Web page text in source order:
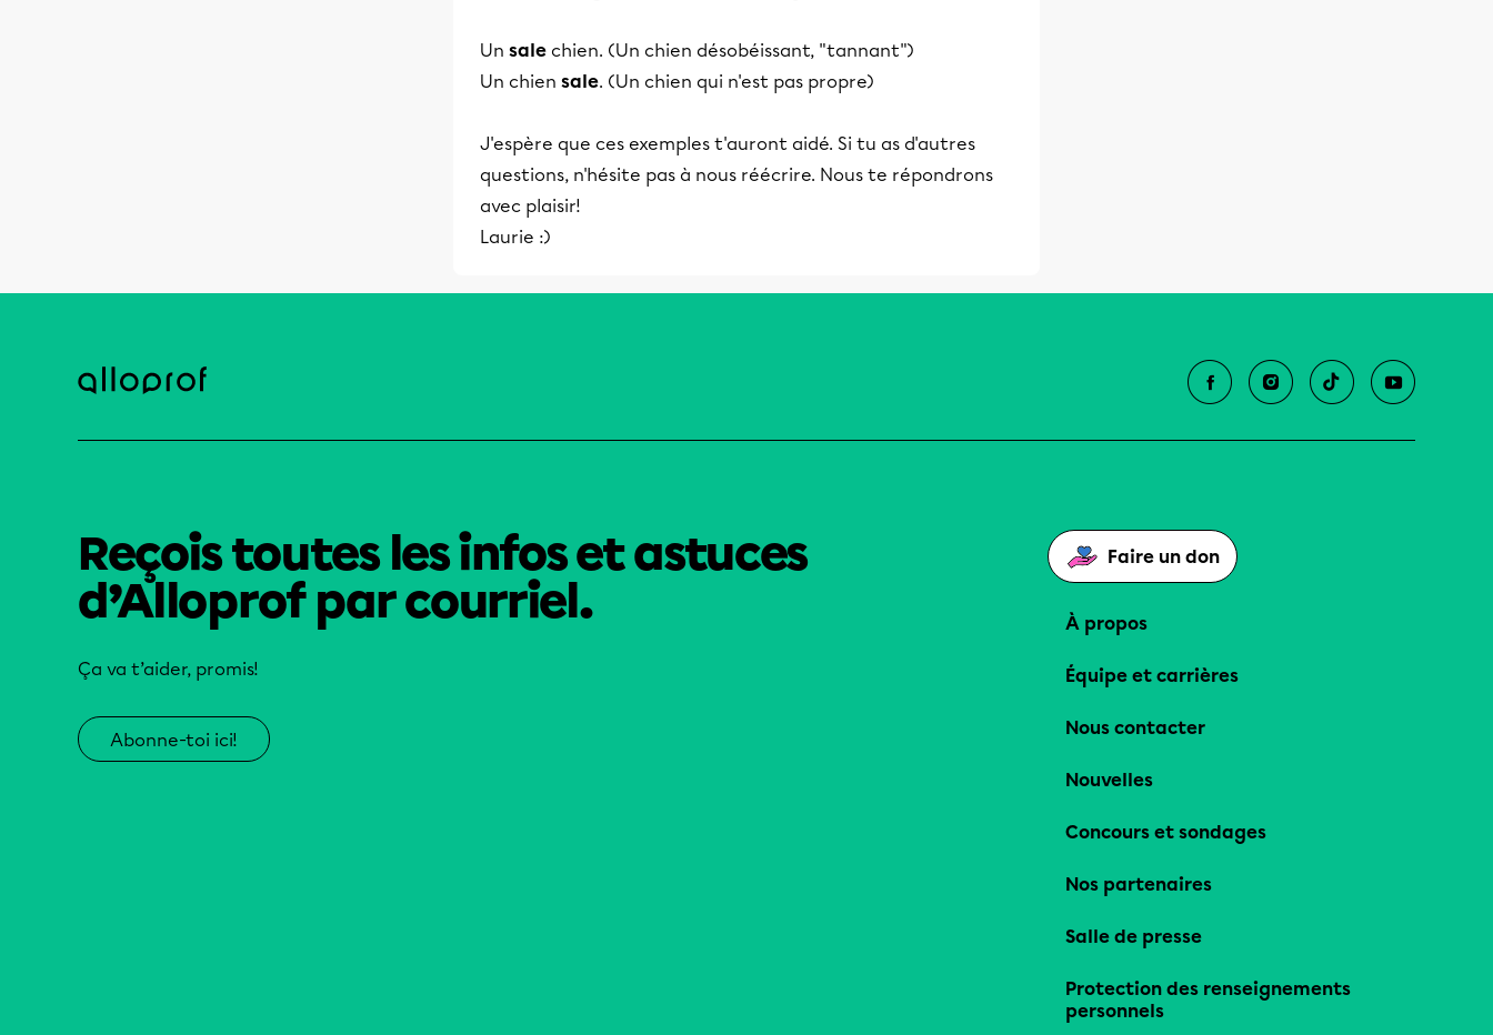
Un sale chien. (Un chien désobéissant, "tannant")
Un chien sale. (Un chien qui n'est pas propre)
J'espère que ces exemples t'auront aidé. Si tu as d'autres
questions, n'hésite pas à nous réécrire. Nous te répondrons
avec plaisir!
Laurie :)
Reçois toutes les infos et astuces
d’Alloprof par courriel.
Ça va t’aider, promis!
Abonne-toi ici!
Faire un don
À propos
Équipe et carrières
Nous contacter
Nouvelles
Concours et sondages
Nos partenaires
Salle de presse
Protection des renseignements
personnels